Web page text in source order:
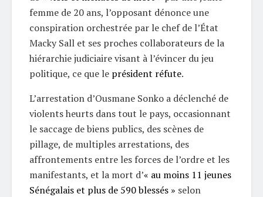
femme de 20 ans, l’opposant dénonce une
conspiration orchestrée par le chef de l’État
Macky Sall et ses proches collaborateurs de la
hiérarchie judiciaire visant à l’évincer du jeu
politique, ce que le président réfute.
L’arrestation d’Ousmane Sonko a déclenché de
violents heurts dans tout le pays, occasionnant
le saccage de biens publics, des scènes de
pillage, de multiples arrestations, des
affrontements entre les forces de l’ordre et les
manifestants, et la mort d’« au moins 11 jeunes
Sénégalais et plus de 590 blessés » selon